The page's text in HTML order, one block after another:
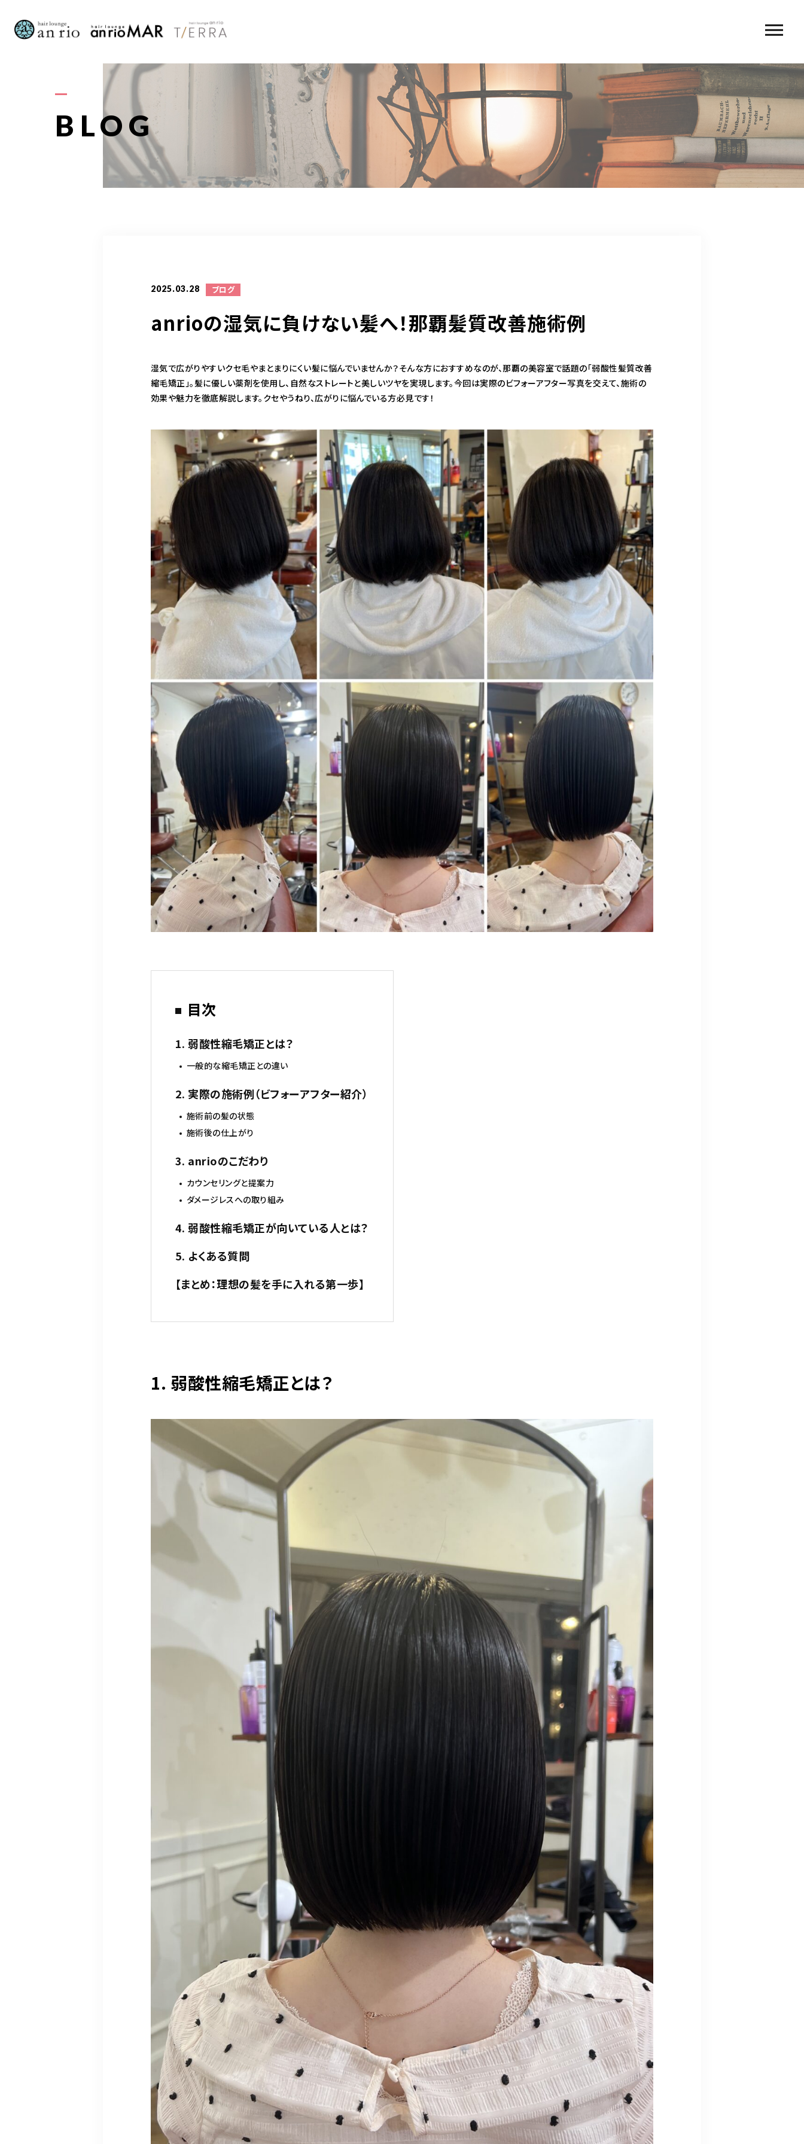
BLOG
2025.03.28 ブログ
anrioの湿気に負けない髪へ！那覇髪質改善施術例
湿気で広がりやすいクセ毛やまとまりにくい髪に悩んでいませんか？そんな方におすすめなのが、那覇の美容室で話題の「弱酸性髪質改善
縮毛矯正」。髪に優しい薬剤を使用し、自然なストレートと美しいツヤを実現します。今回は実際のビフォーアフター写真を交えて、施術の
効果や魅力を徹底解説します。クセやうねり、広がりに悩んでいる方必見です！
目次
1. 弱酸性縮毛矯正とは？
一般的な縮毛矯正との違い
2. 実際の施術例（ビフォーアフター紹介）
施術前の髪の状態
施術後の仕上がり
3. anrioのこだわり
カウンセリングと提案力
ダメージレスへの取り組み
4. 弱酸性縮毛矯正が向いている人とは？
5. よくある質問
【まとめ：理想の髪を手に入れる第一歩】
1. 弱酸性縮毛矯正とは？
ABOUT US
MENU
STYLE
STAFF〈an rio〉
STAFF〈anrio MAR〉
STAFF〈anrio TIERRA〉
098-943-5969
098-917-5366
098-917-5366
【anrio TIERRA】営業時間 9:00～17:00（日月除く）